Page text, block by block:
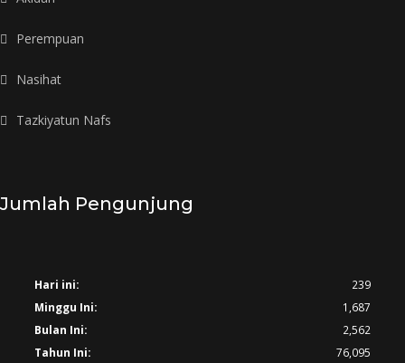
Perempuan
Nasihat
Tazkiyatun Nafs
Jumlah Pengunjung
Hari ini:
239
Minggu Ini:
1,687
Bulan Ini:
2,562
Tahun Ini:
76,095